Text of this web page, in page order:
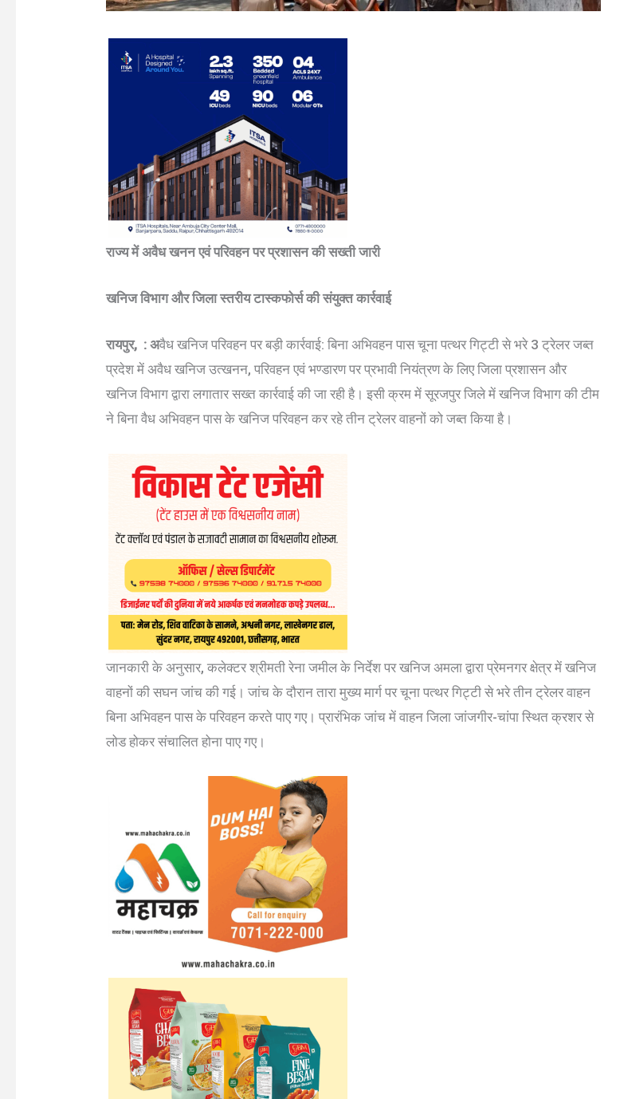
राज्य में अवैध खनन एवं परिवहन पर प्रशासन की सख्ती जारी
खनिज विभाग और जिला स्तरीय टास्कफोर्स की संयुक्त कार्रवाई
रायपुर, : अवैध खनिज परिवहन पर बड़ी कार्रवाई: बिना अभिवहन पास चूना पत्थर गिट्टी से भरे 3 ट्रेलर जब्त
प्रदेश में अवैध खनिज उत्खनन, परिवहन एवं भण्डारण पर प्रभावी नियंत्रण के लिए जिला प्रशासन और
खनिज विभाग द्वारा लगातार सख्त कार्रवाई की जा रही है। इसी क्रम में सूरजपुर जिले में खनिज विभाग की टीम
ने बिना वैध अभिवहन पास के खनिज परिवहन कर रहे तीन ट्रेलर वाहनों को जब्त किया है।
जानकारी के अनुसार, कलेक्टर श्रीमती रेना जमील के निर्देश पर खनिज अमला द्वारा प्रेमनगर क्षेत्र में खनिज
वाहनों की सघन जांच की गई। जांच के दौरान तारा मुख्य मार्ग पर चूना पत्थर गिट्टी से भरे तीन ट्रेलर वाहन
बिना अभिवहन पास के परिवहन करते पाए गए। प्रारंभिक जांच में वाहन जिला जांजगीर-चांपा स्थित क्रशर से
लोड होकर संचालित होना पाए गए।